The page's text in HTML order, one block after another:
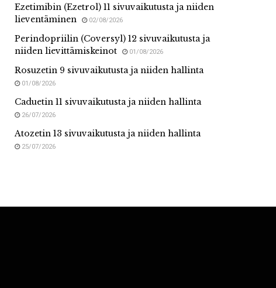
Ezetimibin (Ezetrol) 11 sivuvaikutusta ja niiden
lieventäminen
02/08/2026
Perindopriilin (Coversyl) 12 sivuvaikutusta ja
niiden lievittämiskeinot
01/08/2026
Rosuzetin 9 sivuvaikutusta ja niiden hallinta
01/08/2026
Caduetin 11 sivuvaikutusta ja niiden hallinta
26/07/2026
Atozetin 13 sivuvaikutusta ja niiden hallinta
25/07/2026